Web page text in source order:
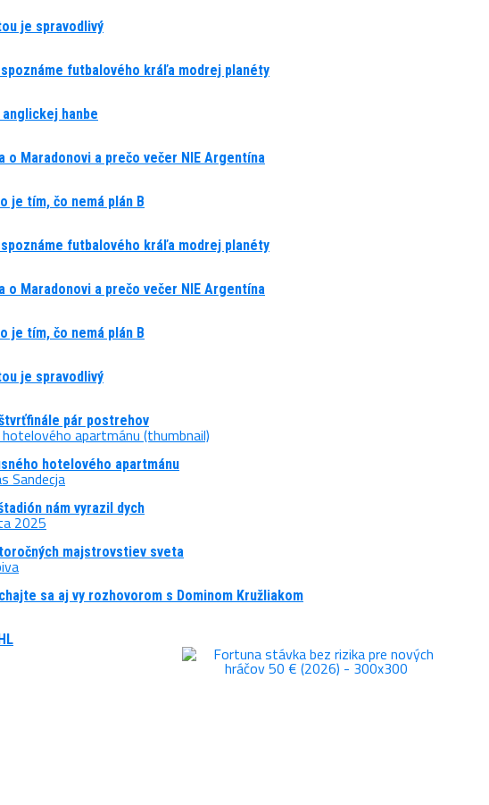
je spravodlivý
futbalového kráľa modrej planéty
hanbe
o Maradonovi a prečo večer NIE Argentína
je tím, čo nemá plán B
futbalového kráľa modrej planéty
o Maradonovi a prečo večer NIE Argentína
je tím, čo nemá plán B
je spravodlivý
pár postrehov
hotelového apartmánu
nám vyrazil dych
majstrovstiev sveta
sa aj vy rozhovorom s Dominom Kružliakom